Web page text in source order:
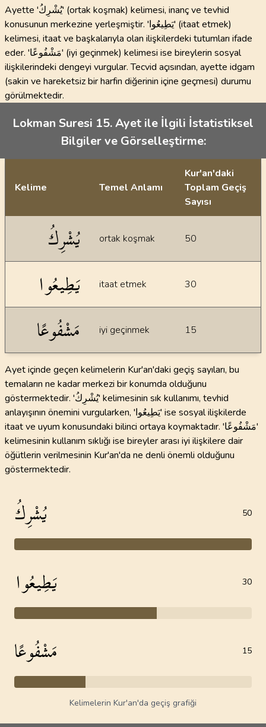
Ayette 'يُشْرِكُ' (ortak koşmak) kelimesi, inanç ve tevhid
konusunun merkezine yerleşmiştir. 'يَطِيعُوا' (itaat etmek)
kelimesi, itaat ve başkalarıyla olan ilişkilerdeki tutumları ifade
eder. 'مَشْفُوعًا' (iyi geçinmek) kelimesi ise bireylerin sosyal
ilişkilerindeki dengeyi vurgular. Tecvid açısından, ayette idgam
(sakin ve hareketsiz bir harfin diğerinin içine geçmesi) durumu
görülmektedir.
Lokman Suresi 15. Ayet ile İlgili İstatistiksel
Bilgiler ve Görselleştirme:
İstatiksel bilgiler
Kelime Temel Anlamı
Kur'an'daki
Toplam Geçiş
Sayısı
يُشْرِكُ ortak koşmak 50
يَطِيعُوا itaat etmek 30
مَشْفُوعًا iyi geçinmek 15
Ayet içinde geçen kelimelerin Kur'an'daki geçiş sayıları, bu
temaların ne kadar merkezi bir konumda olduğunu
göstermektedir. 'يُشْرِكُ' kelimesinin sık kullanımı, tevhid
anlayışının önemini vurgularken, 'يَطِيعُوا' ise sosyal ilişkilerde
itaat ve uyum konusundaki bilinci ortaya koymaktadır. 'مَشْفُوعًا'
kelimesinin kullanım sıklığı ise bireyler arası iyi ilişkilere dair
öğütlerin verilmesinin Kur'an'da ne denli önemli olduğunu
göstermektedir.
يُشْرِكُ 50
يَطِيعُوا 30
مَشْفُوعًا 15
Kelimelerin Kur'an'da geçiş grafiği